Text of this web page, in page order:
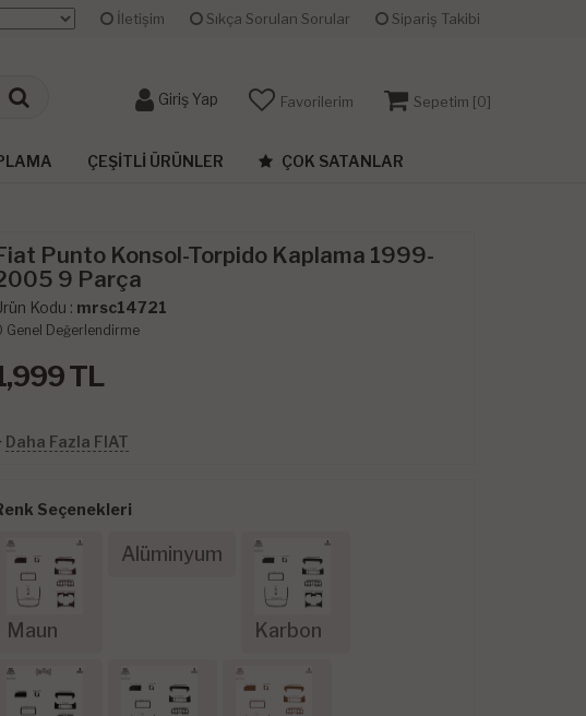
İletişim Sıkça Sorulan Sorular Sipariş Takibi
Giriş Yap Favorilerim Sepetim [0]
ÇEŞITLI ÜRÜNLER ÇOK SATANLAR
Punto Konsol-Torpido Kaplama 1999-
9 Parça
Kodu : mrsc14721
Genel Değerlendirme
TL
Daha Fazla FIAT
Seçenekleri
Maun
Alüminyum
Karbon